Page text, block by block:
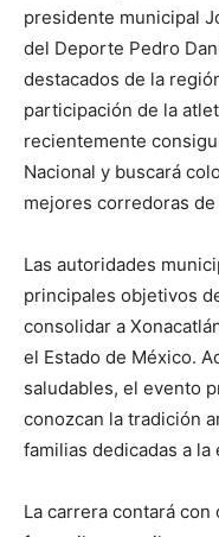
presidente municipal
del Deporte Pedro
destacados de la
participación de la
recientemente
Nacional y buscará
mejores corredoras
Las autoridades
principales objetivos
consolidar a
el Estado de México.
saludables, el evento
conozcan la tradición
familias dedicadas a
La carrera contará